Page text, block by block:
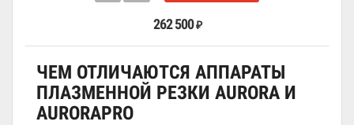
262 500 ₽
ЧЕМ ОТЛИЧАЮТСЯ АППАРАТЫ
ПЛАЗМЕННОЙ РЕЗКИ AURORA И
AURORAPRO